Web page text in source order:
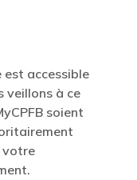
est accessible
veillons à ce
soient
votre